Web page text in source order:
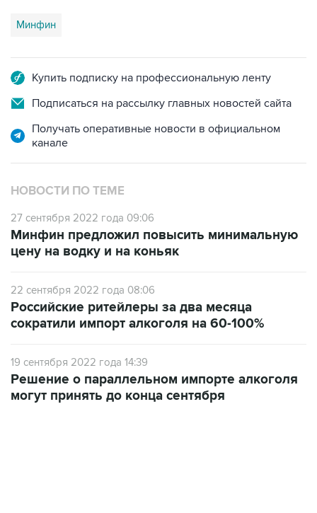
Минфин
Купить подписку на профессиональную ленту
Подписаться на рассылку главных новостей сайта
Получать оперативные новости в официальном
канале
НОВОСТИ ПО ТЕМЕ
27 сентября 2022 года 09:06
Минфин предложил повысить минимальную
цену на водку и на коньяк
22 сентября 2022 года 08:06
Российские ритейлеры за два месяца
сократили импорт алкоголя на 60-100%
19 сентября 2022 года 14:39
Решение о параллельном импорте алкоголя
могут принять до конца сентября